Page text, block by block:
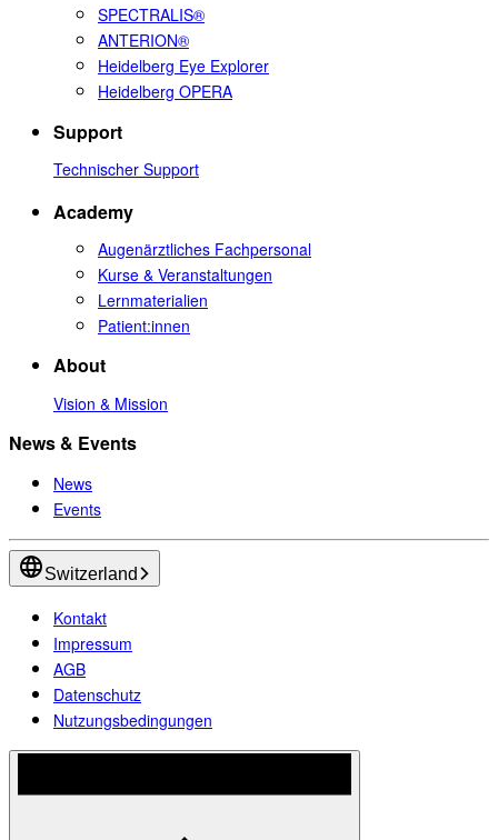
SPECTRALIS®
ANTERION®
Heidelberg Eye Explorer
Heidelberg OPERA
Support
Technischer Support
Academy
Augenärztliches Fachpersonal
Kurse & Veranstaltungen
Lernmaterialien
Patient:innen
About
Vision & Mission
News & Events
News
Events
Switzerland
Kontakt
Impressum
AGB
Datenschutz
Nutzungsbedingungen